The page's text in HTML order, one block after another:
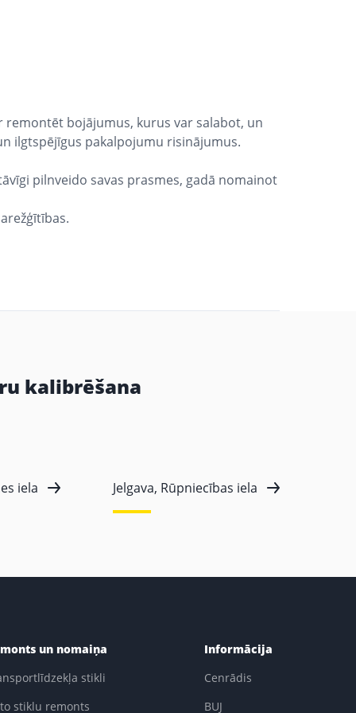
remontēt bojājumus, kurus var salabot, un
ilgtspējīgus pakalpojumu risinājumus.
pilnveido savas prasmes, gadā nomainot
kalibrēšana
iela Jelgava, Rūpniecības iela
un nomaiņa
stikli
stiklu remonts
Informācija
Cenrādis
BUJ